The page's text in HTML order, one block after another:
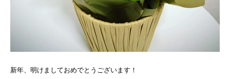
新年、明けましておめでとうございます！